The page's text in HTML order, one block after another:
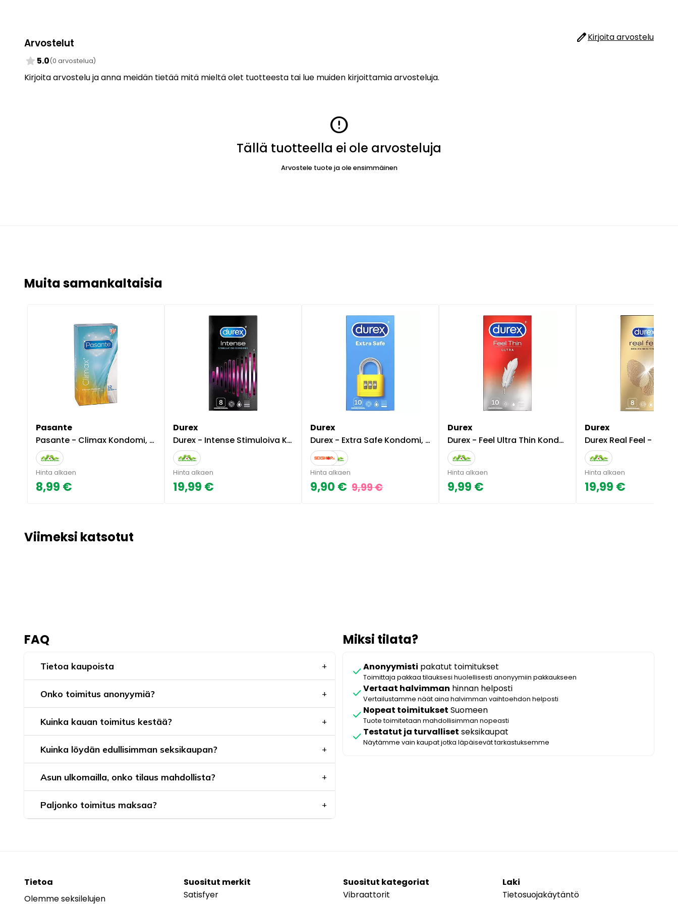
Arvostelut editKirjoita arvostelu
star 5.0(0 arvostelua)
Kirjoita arvostelu ja anna meidän tietää mitä mieltä olet tuotteesta tai lue muiden kirjoittamia arvosteluja.
error
Tällä tuotteella ei ole arvosteluja
Arvostele tuote ja ole ensimmäinen
Muita samankaltaisia
Pasante
Pasante - Climax Kondomi, 12 kpl
Hinta alkaen
8,99 €
Durex
Durex - Intense Stimuloiva Kondomi, 8 kpl
Hinta alkaen
19,99 €
Durex
Durex - Extra Safe Kondomi, 10 kpl
Hinta alkaen
9,90 € 9,99 €
Durex
Durex - Feel Ultra Thin Kondomi, 10 kpl
Hinta alkaen
9,99 €
Durex
Durex Real Feel -
Hinta alkaen
19,99 €
Viimeksi katsotut
FAQ
Tietoa kaupoista
Onko toimitus anonyymiä?
Kuinka kauan toimitus kestää?
Kuinka löydän edullisimman seksikaupan?
Asun ulkomailla, onko tilaus mahdollista?
Paljonko toimitus maksaa?
Miksi tilata?
checkAnonyymisti pakatut toimitukset
Toimittaja pakkaa tilauksesi huolellisesti anonyymiin pakkaukseen
checkVertaat halvimman hinnan helposti
Vertailustamme näät aina halvimman vaihtoehdon helposti
check Nopeat toimitukset Suomeen
Tuote toimitetaan mahdollisimman nopeasti
check Testatut ja turvalliset seksikaupat
Näytämme vain kaupat jotka läpäisevät tarkastuksemme
Tietoa
Olemme seksilelujen
Suositut merkit
Satisfyer
Suositut kategoriat
Vibraattorit
Laki
Tietosuojakäytäntö